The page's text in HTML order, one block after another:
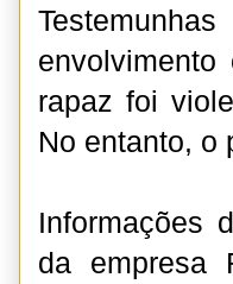
rapaz foi
No entanto, o
Informações
da empresa